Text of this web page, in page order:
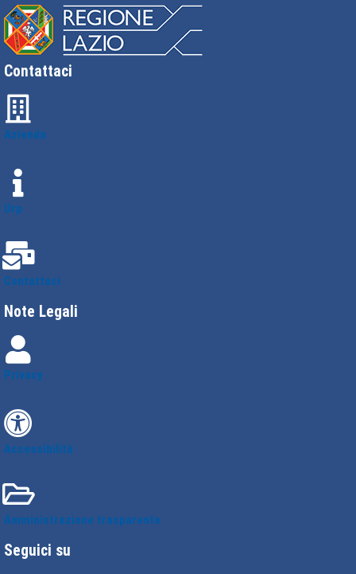
Contattaci
Azienda
Urp
Contattaci
Note Legali
Privacy
Accessibilità
Amministrazione trasparente
Seguici su